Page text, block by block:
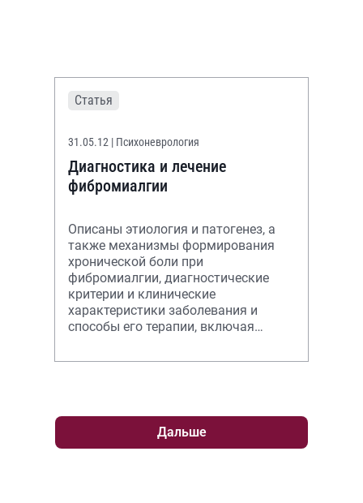
Статья
31.05.12 | Психоневрология
Диагностика и лечение
фибромиалгии
Описаны этиология и патогенез, а
также механизмы формирования
хронической боли при
фибромиалгии, диагностические
критерии и клинические
характеристики заболевания и
способы его терапии, включая
медикаментозное лечение.
Дальше